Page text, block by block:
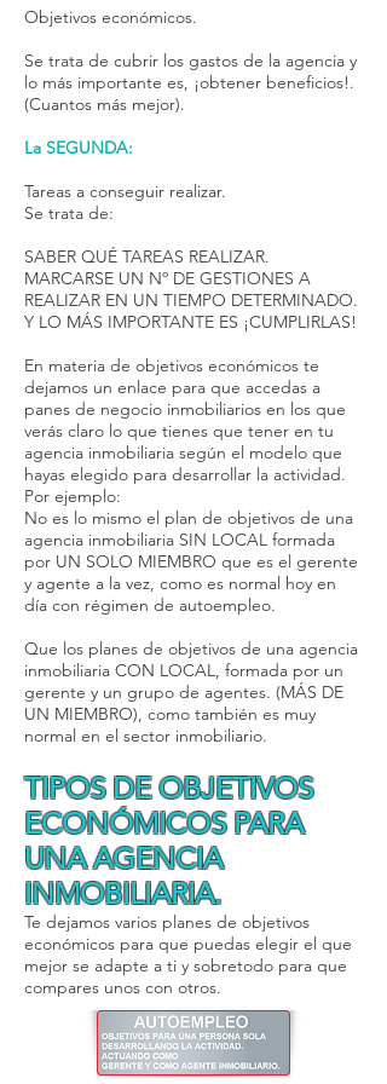
Objetivos económicos.
Se trata de cubrir los gastos de la agencia y
lo más importante es, ¡obtener beneficios!.
(Cuantos más mejor).
La SEGUNDA:
Tareas a conseguir realizar.
Se trata de:
SABER QUÉ TAREAS REALIZAR.
MARCARSE UN Nº DE GESTIONES A
REALIZAR EN UN TIEMPO DETERMINADO.
Y LO MÁS IMPORTANTE ES ¡CUMPLIRLAS!
En materia de objetivos económicos te
dejamos un enlace para que accedas a
panes de negocio inmobiliarios en los que
verás claro lo que tienes que tener en tu
agencia inmobiliaria según el modelo que
hayas elegido para desarrollar la actividad.
Por ejemplo:
No es lo mismo el plan de objetivos de una
agencia inmobiliaria SIN LOCAL formada
por UN SOLO MIEMBRO que es el gerente
y agente a la vez, como es normal hoy en
día con régimen de autoempleo.
Que los planes de objetivos de una agencia
inmobiliaria CON LOCAL, formada por un
gerente y un grupo de agentes. (MÁS DE
UN MIEMBRO), como también es muy
normal en el sector inmobiliario.
TIPOS DE OBJETIVOS
ECONÓMICOS PARA
UNA AGENCIA
INMOBILIARIA.
Te dejamos varios planes de objetivos
económicos para que puedas elegir el que
mejor se adapte a ti y sobretodo para que
compares unos con otros.